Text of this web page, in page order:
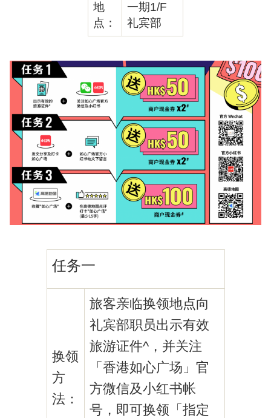
地
点：
一期1/F
礼宾部
任务一
换领
方
法：
旅客亲临换领地点向
礼宾部职员出示有效
旅游证件^，并关注
「香港如心广场」官
方微信及小红书帐
号，即可换领「指定